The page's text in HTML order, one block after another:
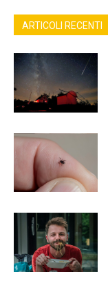
ARTICOLI RECENTI